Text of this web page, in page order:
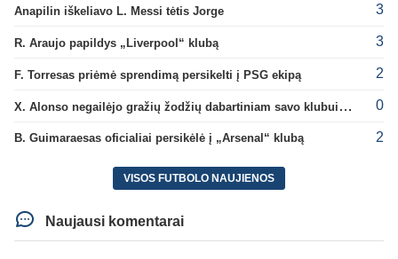
Anapilin iškeliavo L. Messi tėtis Jorge 3
R. Araujo papildys „Liverpool“ klubą 3
F. Torresas priėmė sprendimą persikelti į PSG ekipą 2
X. Alonso negailėjo gražių žodžių dabartiniam savo klubui „Chelsea“ 0
B. Guimaraesas oficialiai persikėlė į „Arsenal“ klubą 2
VISOS FUTBOLO NAUJIENOS
Naujausi komentarai